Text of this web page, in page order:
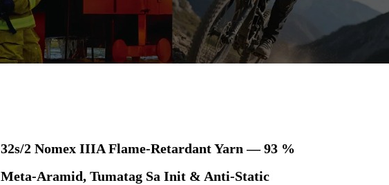
32s/2 Nomex IIIA Flame-Retardant Yarn — 93 %
Meta-Aramid, Tumatag Sa Init & Anti-Static